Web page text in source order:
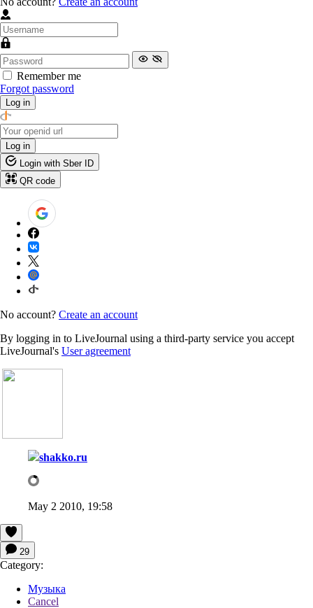
Remember me
Forgot password
Log in
Log in
Login with Sber ID
QR code
No account? Create an account
By logging in to LiveJournal using a third-party service you accept
LiveJournal's User agreement
shakko.ru
May 2 2010, 19:58
29
Category:
Музыка
Cancel